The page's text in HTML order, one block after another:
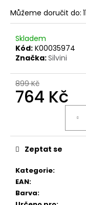
Můžeme doručit do:
Skladem
Kód: K00035974
Značka:Silvini
899 Kč
764 Kč
Kategorie:
EAN:
Barva:
Zeptat se
o
p
u
č
u